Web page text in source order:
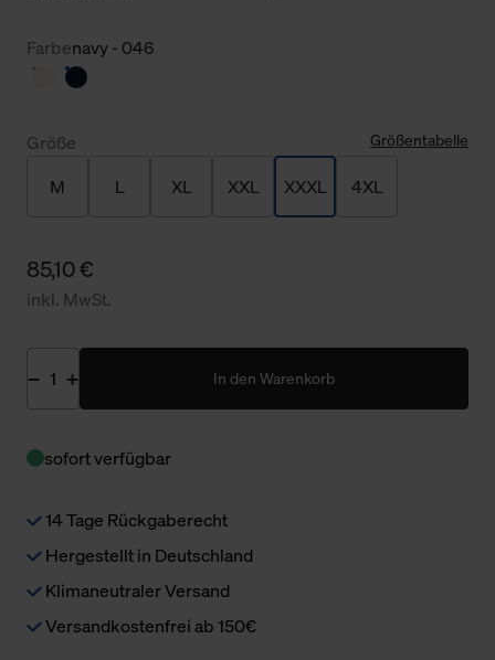
Farbenavy - 046
Größe Größentabelle
M L XL XXL XXXL 4XL
85,10 €
inkl. MwSt.
In den Warenkorb
sofort verfügbar
14 Tage Rückgaberecht
Hergestellt in Deutschland
Klimaneutraler Versand
Versandkostenfrei ab 150€